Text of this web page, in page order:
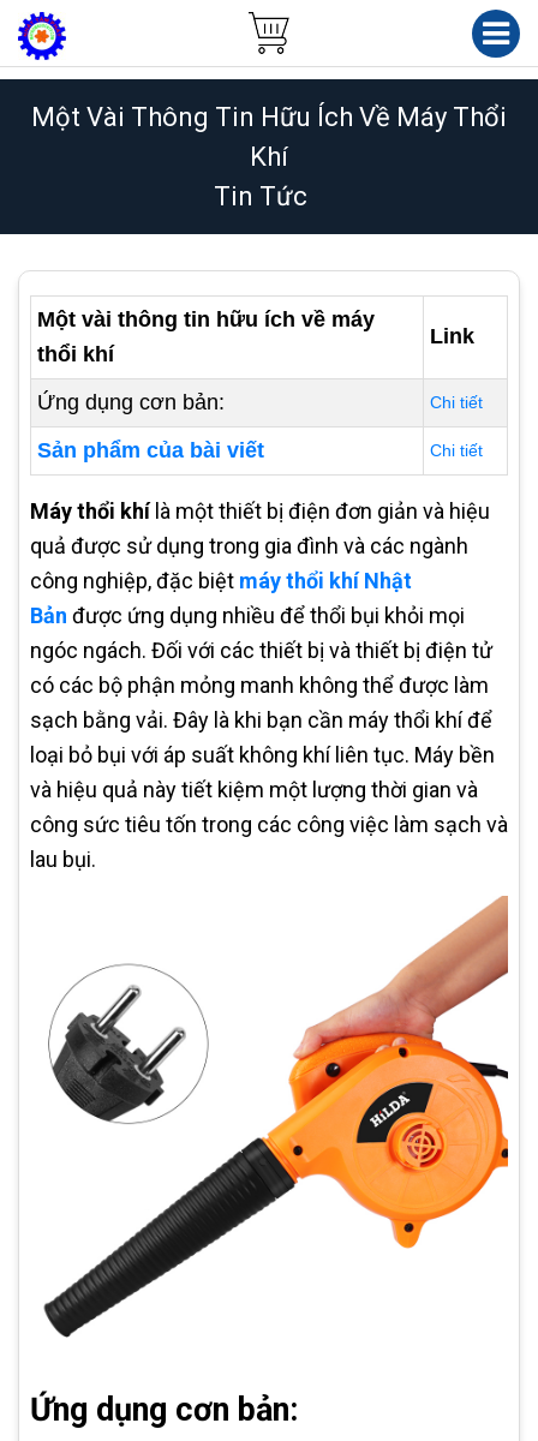
Một Vài Thông Tin Hữu Ích Về Máy Thổi
Khí
Tin Tức
Một vài thông tin hữu ích về máy
thổi khí
Link
Ứng dụng cơn bản: Chi tiết
Sản phẩm của bài viết Chi tiết
Máy thổi khí là một thiết bị điện đơn giản và hiệu
quả được sử dụng trong gia đình và các ngành
công nghiệp, đặc biệt máy thổi khí Nhật
Bản được ứng dụng nhiều để thổi bụi khỏi mọi
ngóc ngách. Đối với các thiết bị và thiết bị điện tử
có các bộ phận mỏng manh không thể được làm
sạch bằng vải. Đây là khi bạn cần máy thổi khí để
loại bỏ bụi với áp suất không khí liên tục. Máy bền
và hiệu quả này tiết kiệm một lượng thời gian và
công sức tiêu tốn trong các công việc làm sạch và
lau bụi.
Ứng dụng cơn bản: